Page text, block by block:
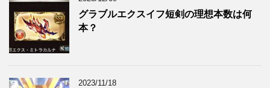
グラブルエクスイフ短剣の理想本数は何
本？
2023/11/18